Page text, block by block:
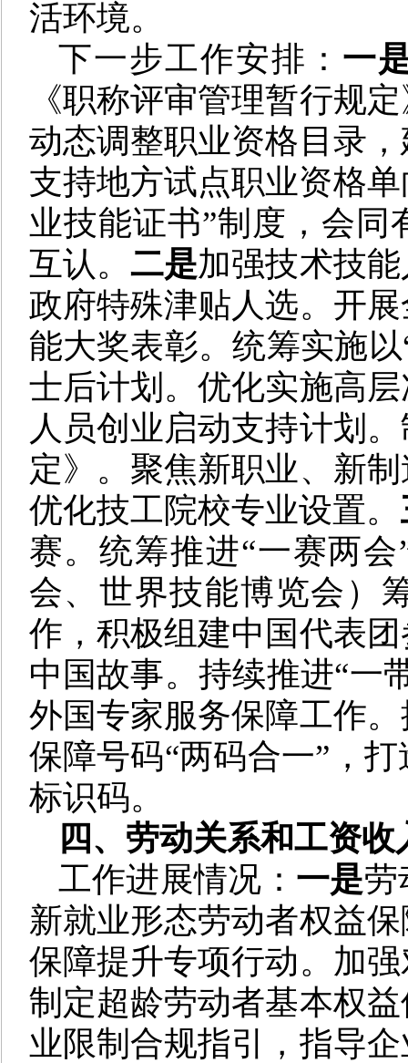
活环境。
下一步工作安排： 一
《职称评审管理暂行规
动态调整职业资格目录
支持地方试点职业资格
业技能证书”制度，会
互认。 二是加强技术技
政府特殊津贴人选。开
能大奖表彰。统筹实施
士后计划。优化实施高
人员创业启动支持计划
定》。聚焦新职业、新
优化技工院校专业设置。
赛。统筹推进“一赛两
会、世界技能博览会）
作，积极组建中国代表
中国故事。持续推进“一
外国专家服务保障工作
保障号码“两码合一”，
标识码。
四、劳动关系和工资收
工作进展情况： 一是劳
新就业形态劳动者权益
保障提升专项行动。加
制定超龄劳动者基本权
业限制合规指引，指导